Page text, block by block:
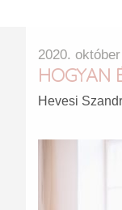
2020.
HOGYAN
Hevesi